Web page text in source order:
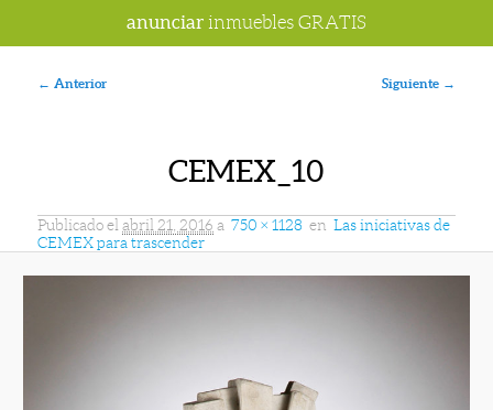
anunciar inmuebles GRATIS
Navegador de imágenes
← Anterior Siguiente →
CEMEX_10
Publicado el abril 21, 2016 a 750 × 1128 en Las iniciativas de
CEMEX para trascender